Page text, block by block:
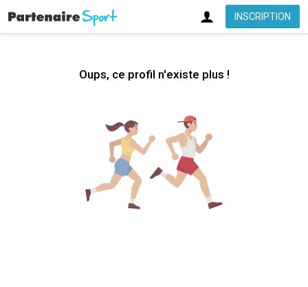
INSCRIPTION
Oups, ce profil n'existe plus !